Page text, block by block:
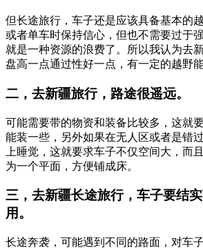
但长途旅行，车子还是应该具备基本的
或者单车时保持信心，但也不需要过于
就是一种资源的浪费了。所以我认为去
盘高一点通过性好一点，有一定的越野能
二，去新疆旅行，路途很遥远。
可能需要带的物资和装备比较多，这就
能装一些，另外如果在无人区或者是错
上睡觉，这就要求车子不仅空间大，而
为一个平面，方便铺成床。
三，去新疆长途旅行，车子要结
用。
长途奔袭，可能遇到不同的路面，对车